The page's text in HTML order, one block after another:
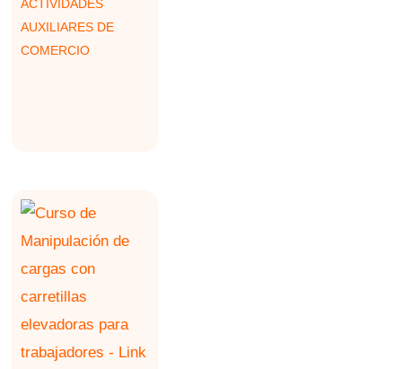
ACTIVIDADES
AUXILIARES DE
COMERCIO